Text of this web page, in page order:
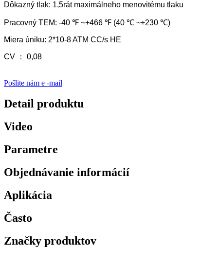
Dôkazný tlak: 1,5rát maximálneho menovitému tlaku
Pracovný TEM: -40 ℉ ~+466 ℉ (40 ℃ ~+230 ℃)
Miera úniku: 2*10-8 ATM CC/s HE
CV ： 0,08
Pošlite nám e -mail
Detail produktu
Video
Parametre
Objednávanie informácií
Aplikácia
Často
Značky produktov